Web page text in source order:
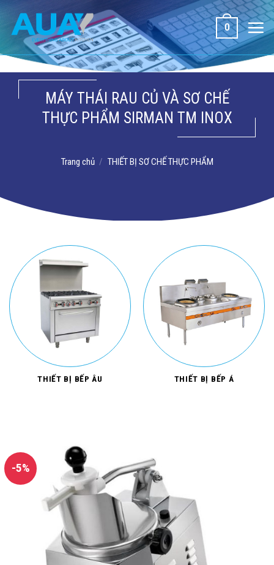
dung
0
MÁY THÁI RAU CỦ VÀ SƠ CHẾ
THỰC PHẨM SIRMAN TM INOX
Trang chủ / THIẾT BỊ SƠ CHẾ THỰC PHẨM
THIẾT BỊ BẾP ÂU THIẾT BỊ BẾP Á
-5%